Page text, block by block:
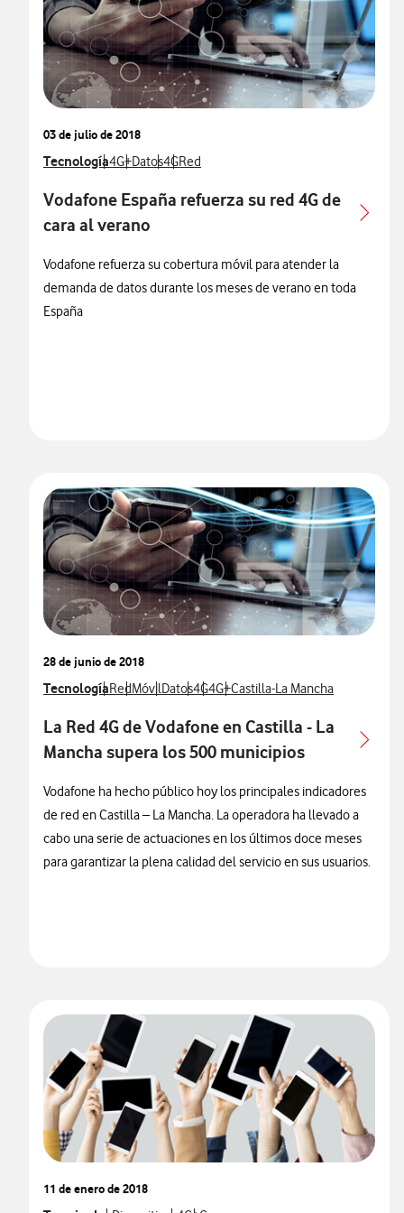
03 de julio de 2018
Ver más notas de prensa relacionados con
TecnologíaVer más notas de prensa relacionados con
4G+Ver más notas de prensa relacionados con
DatosVer más notas de prensa relacionados con
4GVer más notas de prensa relacionados
Red
Vodafone España refuerza su red 4G de
cara al verano
Vodafone refuerza su cobertura móvil para atender la
demanda de datos durante los meses de verano en toda
España
28 de junio de 2018
Ver más notas de prensa relacionados con
TecnologíaVer más notas de prensa relacionados con
RedVer más notas de prensa relacionados con
MóvilVer más notas de prensa relacionados con
DatosVer más notas de prensa
4GVer más notas de prensa
4G+Ver más notas de prensa
Castilla-La Mancha
La Red 4G de Vodafone en Castilla - La
Mancha supera los 500 municipios
Vodafone ha hecho público hoy los principales indicadores
de red en Castilla – La Mancha. La operadora ha llevado a
cabo una serie de actuaciones en los últimos doce meses
para garantizar la plena calidad del servicio en sus usuarios.
11 de enero de 2018